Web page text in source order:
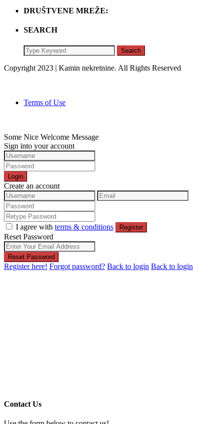
DRUŠTVENE MREŽE:
SEARCH
Search
Copyright 2023 | Kamin nekretnine. All Rights Reserved
Terms of Use
Some Nice Welcome Message
Sign into your account
Login
Create an account
I agree with terms & conditions Register
Reset Password
Reset Password
Register here! Forgot password? Back to login Back to login
Contact Us